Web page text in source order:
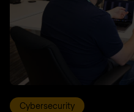
Cybersecurity